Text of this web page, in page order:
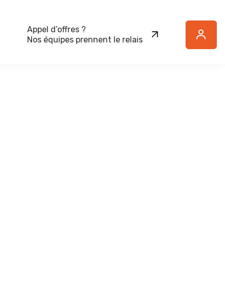
Appel d’offres ?
Nos équipes prennent le relais
Button